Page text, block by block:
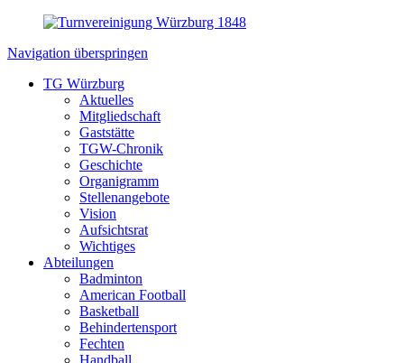
Navigation überspringen
TG Würzburg
Aktuelles
Mitgliedschaft
Gaststätte
TGW-Chronik
Geschichte
Organigramm
Stellenangebote
Vision
Aufsichtsrat
Wichtiges
Abteilungen
Badminton
American Football
Basketball
Behindertensport
Fechten
Handball